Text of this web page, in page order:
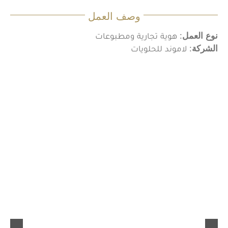
وصف العمل
نوع العمل: هوية تجارية ومطبوعات
الشركة: لاموند للحلويات